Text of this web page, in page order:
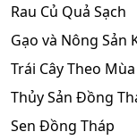
Rau Củ Quả Sạch
Gạo và Nông Sản
Trái Cây Theo Mùa
Thủy Sản Đồng
Sen Đồng Tháp